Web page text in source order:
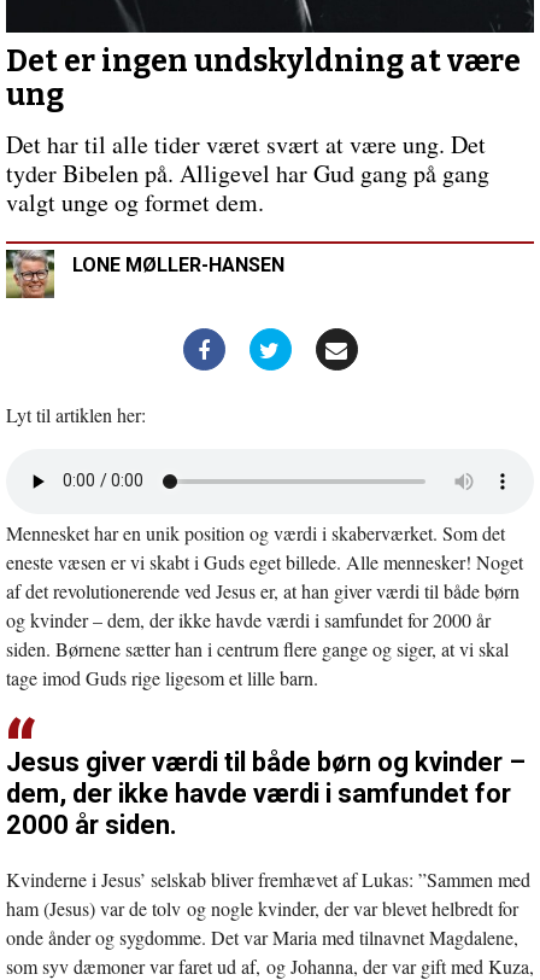
nogen
om
deres
problemer
Brug
kirkens
styrker
Det er ingen undskyldning at være
ung
Det har til alle tider været svært at være ung. Det
tyder Bibelen på. Alligevel har Gud gang på gang
valgt unge og formet dem.
LONE MØLLER-HANSEN
Lyt til artiklen her:
nyt
vindue
Mennesket har en unik position og værdi i skaberværket. Som det
eneste væsen er vi skabt i Guds eget billede. Alle mennesker! Noget
af det revolutionerende ved Jesus er, at han giver værdi til både børn
og kvinder – dem, der ikke havde værdi i samfundet for 2000 år
siden. Børnene sætter han i centrum flere gange og siger, at vi skal
tage imod Guds rige ligesom et lille barn.
Jesus giver værdi til både børn og kvinder –
dem, der ikke havde værdi i samfundet for
2000 år siden.
Kvinderne i Jesus’ selskab bliver fremhævet af Lukas: ”Sammen med
ham (Jesus) var de tolv og nogle kvinder, der var blevet helbredt for
onde ånder og sygdomme. Det var Maria med tilnavnet Magdalene,
som syv dæmoner var faret ud af, og Johanna, der var gift med Kuza,